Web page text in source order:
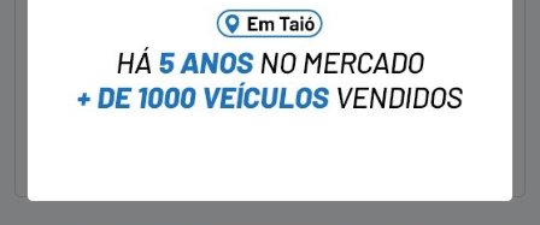
29/01/2023
Um dos dois foragidos investigados pelo latrocínio de
um delegado aposentado em um bar de Criciúma, no